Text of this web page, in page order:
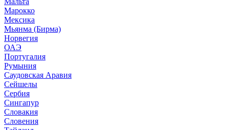
Марокко
Мексика
Мьянма (Бирма)
Норвегия
ОАЭ
Португалия
Румыния
Саудовская Аравия
Сейшелы
Сербия
Сингапур
Словакия
Словения